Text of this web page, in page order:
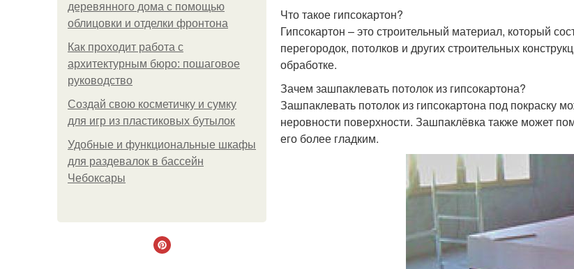
деревянного дома с помощью
облицовки и отделки фронтона
Как проходит работа с
архитектурным бюро: пошаговое
руководство
Создай свою косметичку и сумку
для игр из пластиковых бутылок
Удобные и функциональные шкафы
для раздевалок в бассейн
Чебоксары
Что такое гипсокартон?
Гипсокартон – это строительный материал, который
перегородок, потолков и других строительных
обработке.
Зачем зашпаклевать потолок из гипсокартона?
Зашпаклевать потолок из гипсокартона под покраску
неровности поверхности. Зашпаклёвка также может
его более гладким.